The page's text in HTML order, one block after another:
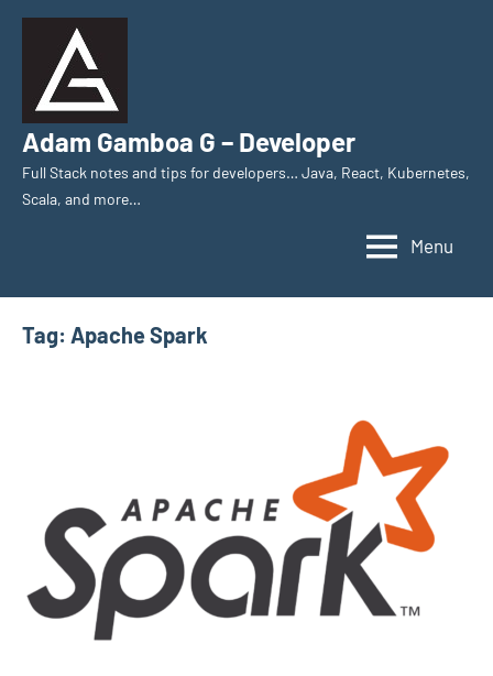
Skip
content
Adam Gamboa G – Developer
Full Stack notes and tips for developers… Java, React, Kubernetes,
Scala, and more…
Menu
Tag: Apache Spark